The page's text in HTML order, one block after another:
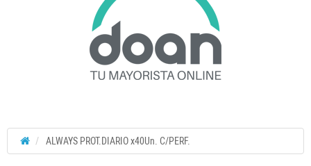
ALWAYS PROT.DIARIO x40Un. C/PERF.